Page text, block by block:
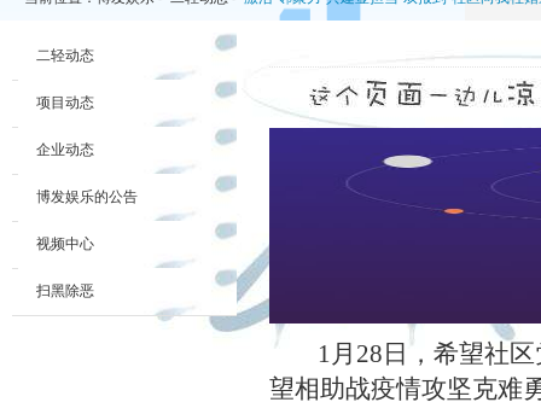
二轻动态
项目动态
企业动态
博发娱乐的公告
视频中心
扫黑除恶
1月 28 日，希望社
望相助战疫情攻坚克难